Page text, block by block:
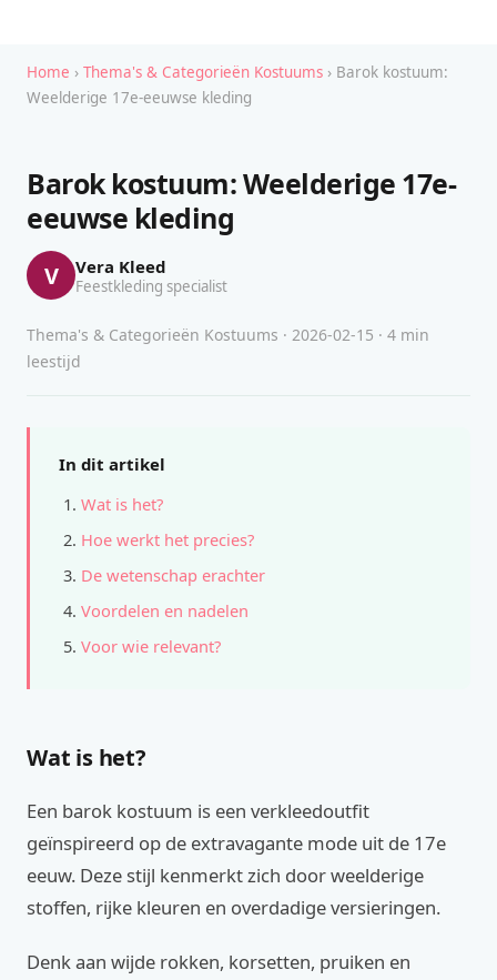
Home › Thema's & Categorieën Kostuums › Barok kostuum:
Weelderige 17e-eeuwse kleding
Barok kostuum: Weelderige 17e-
eeuwse kleding
V Vera Kleed
Feestkleding specialist
Thema's & Categorieën Kostuums · 2026-02-15 · 4 min
leestijd
In dit artikel
Wat is het?
Hoe werkt het precies?
De wetenschap erachter
Voordelen en nadelen
Voor wie relevant?
Wat is het?
Een barok kostuum is een verkleedoutfit
geïnspireerd op de extravagante mode uit de 17e
eeuw. Deze stijl kenmerkt zich door weelderige
stoffen, rijke kleuren en overdadige versieringen.
Denk aan wijde rokken, korsetten, pruiken en